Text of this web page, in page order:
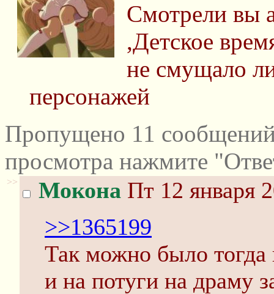
Смотрели вы
,Детское
не смущало
персонажей
Пропущено 11
просмотра нажмите
>> Мокона Пт 12 января
>>1365199
Так можно было тогда
и на потуги на драму